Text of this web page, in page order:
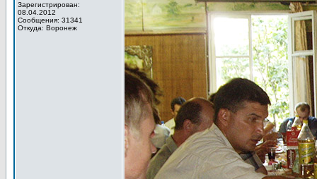
Зарегистрирован:
08.04.2012
Сообщения: 31341
Откуда: Воронеж